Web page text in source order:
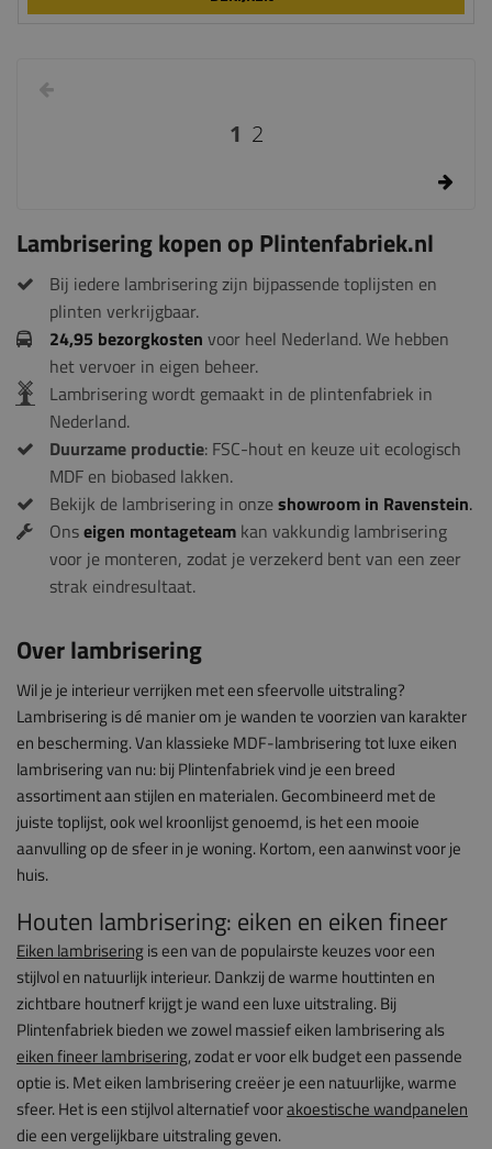
1 2
Lambrisering kopen op Plintenfabriek.nl
Bij iedere lambrisering zijn bijpassende toplijsten en
plinten verkrijgbaar.
24,95 bezorgkosten voor heel Nederland. We hebben
het vervoer in eigen beheer.
Lambrisering wordt gemaakt in de plintenfabriek in
Nederland.
Duurzame productie: FSC-hout en keuze uit ecologisch
MDF en biobased lakken.
Bekijk de lambrisering in onzeshowroom in Ravenstein.
Onseigen montageteam kan vakkundig lambrisering
voor je monteren, zodat je verzekerd bent van een zeer
strak eindresultaat.
Over lambrisering
Wil je je interieur verrijken met een sfeervolle uitstraling?
Lambrisering is dé manier om je wanden te voorzien van karakter
en bescherming. Van klassieke MDF-lambrisering tot luxe eiken
lambrisering van nu: bij Plintenfabriek vind je een breed
assortiment aan stijlen en materialen. Gecombineerd met de
juiste toplijst, ook wel kroonlijst genoemd, is het een mooie
aanvulling op de sfeer in je woning. Kortom, een aanwinst voor je
huis.
Houten lambrisering: eiken en eiken fineer
Eiken lambriseringis een van de populairste keuzes voor een
stijlvol en natuurlijk interieur. Dankzij de warme houttinten en
zichtbare houtnerf krijgt je wand een luxe uitstraling. Bij
Plintenfabriek bieden we zowel massief eiken lambrisering als
eiken fineer lambrisering, zodat er voor elk budget een passende
optie is. Met eiken lambrisering creëer je een natuurlijke, warme
sfeer. Het is een stijlvol alternatief voorakoestische wandpanelen
die een vergelijkbare uitstraling geven.